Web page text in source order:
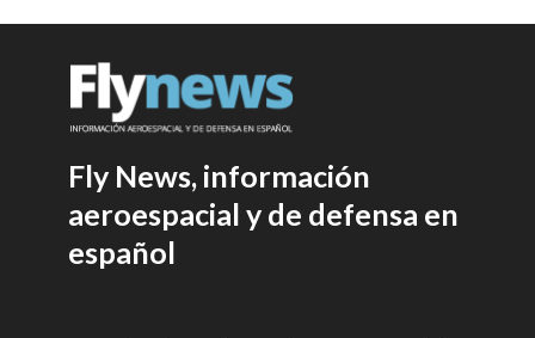
Fly News, información
aeroespacial y de defensa en
español